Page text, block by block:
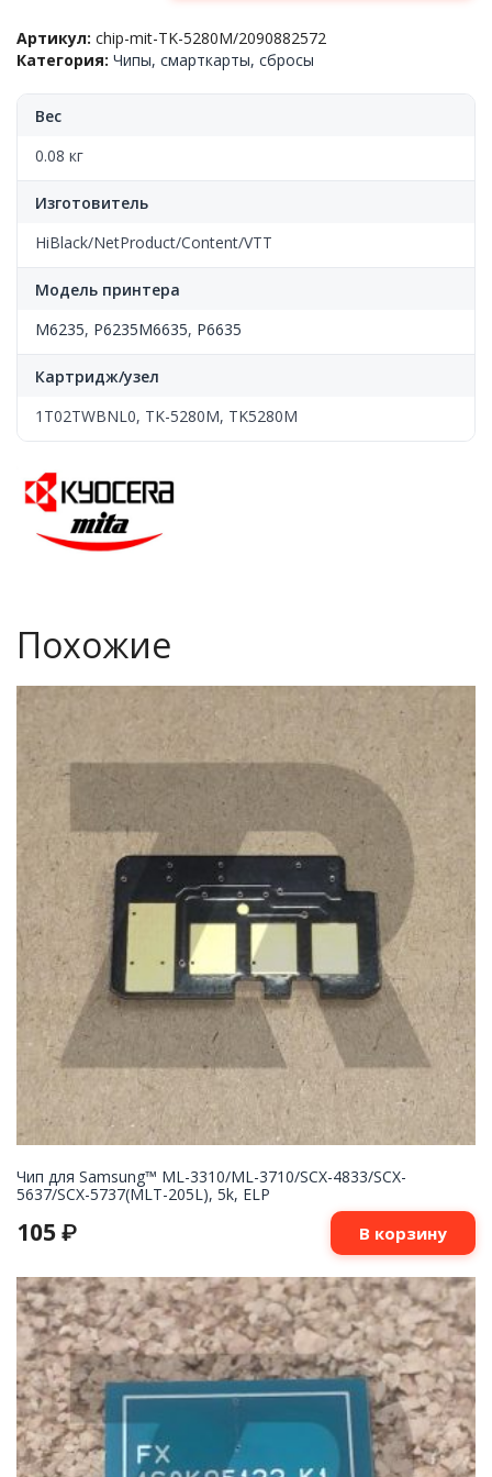
Mita™
ECOSYS
5280M),
11k,
Black
Артикул: chip-mit-TK-5280M/2090882572
Категория: Чипы, смарткарты, сбросы
Вес
0.08 кг
Изготовитель
HiBlack/NetProduct/Content/VTT
Модель принтера
M6235, P6235M6635, P6635
Картридж/узел
1T02TWBNL0, TK-5280M, TK5280M
Похожие
Чип для Samsung™ ML-3310/ML-3710/SCX-4833/SCX-
5637/SCX-5737(MLT-205L), 5k, ELP
105 ₽ В корзину